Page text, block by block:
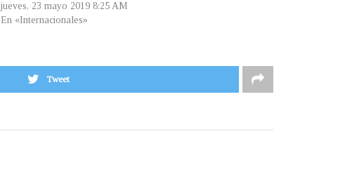
jueves, 23 mayo 2019 8:25 AM
En «Internacionales»
Tweet